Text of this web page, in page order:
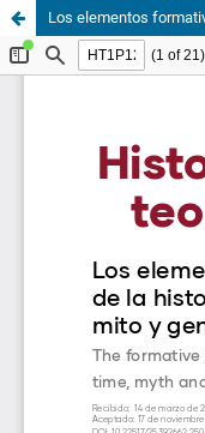
Los elementos